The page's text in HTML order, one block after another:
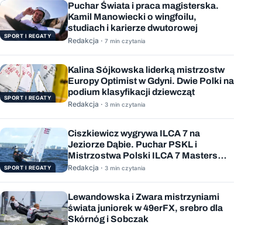
SPORT I REGATY
Puchar Świata i praca magisterska.
Kamil Manowiecki o wingfoilu,
studiach i karierze dwutorowej
Redakcja · 7 min czytania
SPORT I REGATY
Kalina Sójkowska liderką mistrzostw
Europy Optimist w Gdyni. Dwie Polki na
podium klasyfikacji dziewcząt
Redakcja · 3 min czytania
SPORT I REGATY
Ciszkiewicz wygrywa ILCA 7 na
Jeziorze Dąbie. Puchar PSKL i
Mistrzostwa Polski ILCA 7 Masters
rozstrzygnięte
Redakcja · 3 min czytania
Lewandowska i Zwara mistrzyniami
świata juniorek w 49erFX, srebro dla
Skórnóg i Sobczak